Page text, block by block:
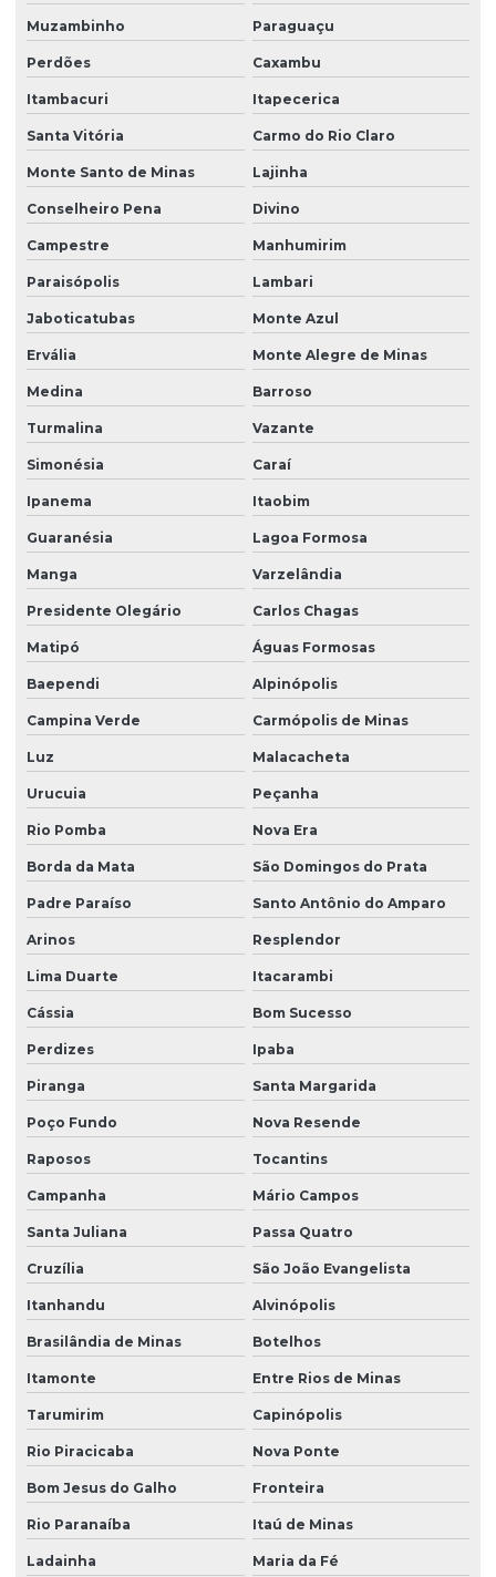
Muzambinho Paraguaçu
Perdões Caxambu
Itambacuri Itapecerica
Santa Vitória Carmo do Rio Claro
Monte Santo de Minas Lajinha
Conselheiro Pena Divino
Campestre Manhumirim
Paraisópolis Lambari
Jaboticatubas Monte Azul
Ervália Monte Alegre de Minas
Medina Barroso
Turmalina Vazante
Simonésia Caraí
Ipanema Itaobim
Guaranésia Lagoa Formosa
Manga Varzelândia
Presidente Olegário Carlos Chagas
Matipó Águas Formosas
Baependi Alpinópolis
Campina Verde Carmópolis de Minas
Luz Malacacheta
Urucuia Peçanha
Rio Pomba Nova Era
Borda da Mata São Domingos do Prata
Padre Paraíso Santo Antônio do Amparo
Arinos Resplendor
Lima Duarte Itacarambi
Cássia Bom Sucesso
Perdizes Ipaba
Piranga Santa Margarida
Poço Fundo Nova Resende
Raposos Tocantins
Campanha Mário Campos
Santa Juliana Passa Quatro
Cruzília São João Evangelista
Itanhandu Alvinópolis
Brasilândia de Minas Botelhos
Itamonte Entre Rios de Minas
Tarumirim Capinópolis
Rio Piracicaba Nova Ponte
Bom Jesus do Galho Fronteira
Rio Paranaíba Itaú de Minas
Ladainha Maria da Fé